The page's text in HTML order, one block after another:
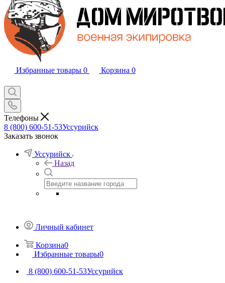
Избранные товары 0 Корзина 0
Телефоны
8 (800) 600-51-53Уссурийск
Заказать звонок
Уссурийск
Назад
Личный кабинет
Корзина0
Избранные товары0
8 (800) 600-51-53Уссурийск